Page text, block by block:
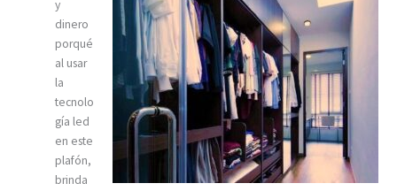
y
dinero
porqué
al usar
la
tecnolo
gía led
en este
plafón,
brinda